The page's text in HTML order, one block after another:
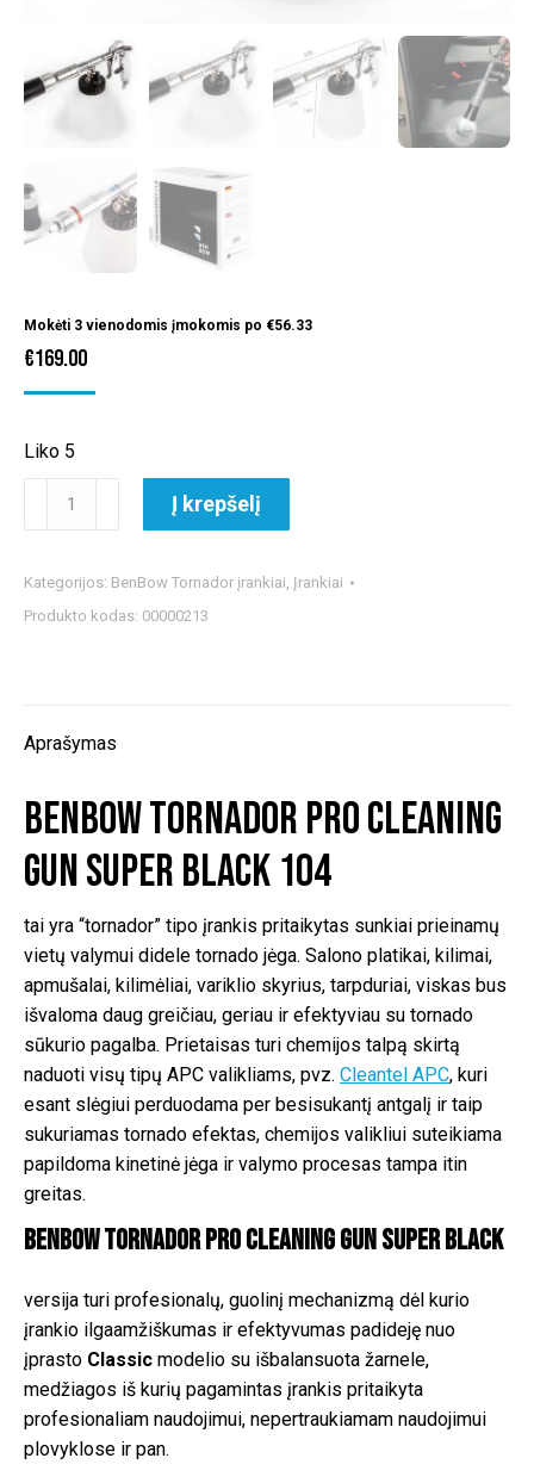
Mokėti 3 vienodomis įmokomis po €56.33
€169.00
Liko 5
produkto
Tornador
PRO
Black
104
Į krepšelį
Kategorijos: BenBow Tornador įrankiai Įrankiai
Produkto kodas: 00000213
Aprašymas
BenBow Tornador PRO Cleaning
Gun Super Black 104
tai yra “tornador” tipo įrankis pritaikytas sunkiai prieinamų
vietų valymui didele tornado jėga. Salono platikai, kilimai,
apmušalai, kilimėliai, variklio skyrius, tarpduriai, viskas bus
išvaloma daug greičiau, geriau ir efektyviau su tornado
sūkurio pagalba. Prietaisas turi chemijos talpą skirtą
naduoti visų tipų APC valikliams, pvz. Cleantel APC, kuri
esant slėgiui perduodama per besisukantį antgalį ir taip
sukuriamas tornado efektas, chemijos valikliui suteikiama
papildoma kinetinė jėga ir valymo procesas tampa itin
greitas.
BenBow Tornador PRO Cleaning Gun Super Black
versija turi profesionalų, guolinį mechanizmą dėl kurio
įrankio ilgaamžiškumas ir efektyvumas padideję nuo
įprasto Classic modelio su išbalansuota žarnele,
medžiagos iš kurių pagamintas įrankis pritaikyta
profesionaliam naudojimui, nepertraukiamam naudojimui
plovyklose ir pan.